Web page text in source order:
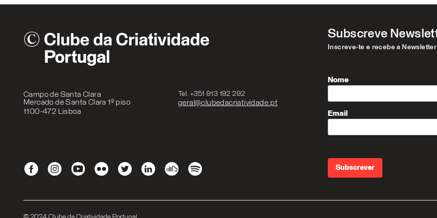
Campo de Santa Clara
Mercado de Santa Clara 1º piso
1100-472 Lisboa
Tel. +351 913 192 292
geral@clubedacriatividade.pt
Subscreve
Inscreve-te e recebe a Newsletter
Nome
Email